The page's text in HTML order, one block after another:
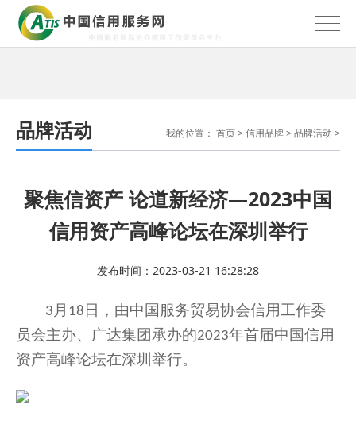
品牌活动 我的位置： 首页> 信用品牌> 品牌活动 >
聚焦信资产 论道新经济—2023中国
信用资产高峰论坛在深圳举行
发布时间：2023-03-21 16:28:28
3 月 18 日， 由中国服务贸易协会信用工作委
员会主办、广达集团承办的2023年首届中国信用
资产高峰论坛在深圳举行。